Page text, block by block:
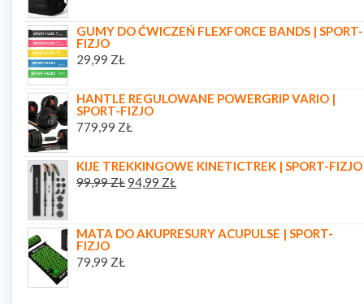
GUMY DO ĆWICZEŃ FLEXFORCE BANDS | SPORT-
FIZJO
29,99 ZŁ
HANTLE REGULOWANE POWERGRIP VARIO |
SPORT-FIZJO
779,99 ZŁ
KIJE TREKKINGOWE KINETICTREK | SPORT-FIZJO
99,99ZŁ94,99 ZŁ
MATA DO AKUPRESURY ACUPULSE | SPORT-
FIZJO
79,99 ZŁ